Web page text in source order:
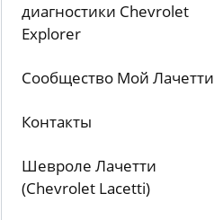
диагностики Chevrolet
Explorer
Сообщество Мой Лачетти
Контакты
Шевроле Лачетти
(Chevrolet Lacetti)